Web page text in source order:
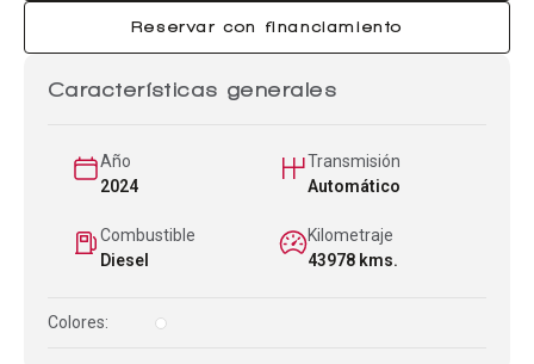
Reservar con financiamiento
Características generales
Año
2024
Transmisión
Automático
Combustible
Diesel
Kilometraje
43978 kms.
Colores: